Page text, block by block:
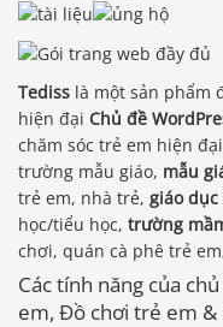
Tediss là một sản phẩm
hiện đại Chủ đề
chăm sóc trẻ em hiện
trường mẫu giáo, mẫu
trẻ em, nhà trẻ, giáo dục
học/tiểu học, trường
chơi, quán cà phê trẻ
Các tính năng của
em, Đồ chơi trẻ em &